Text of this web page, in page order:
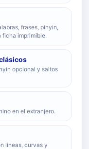
frases, pinyin,
ficha imprimible.
opcional y saltos
en el extranjero.
líneas, curvas y